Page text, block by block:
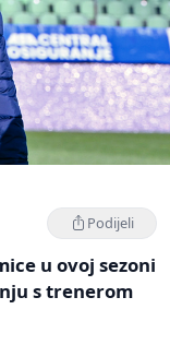
Podijeli
u ovoj sezoni
s trenerom